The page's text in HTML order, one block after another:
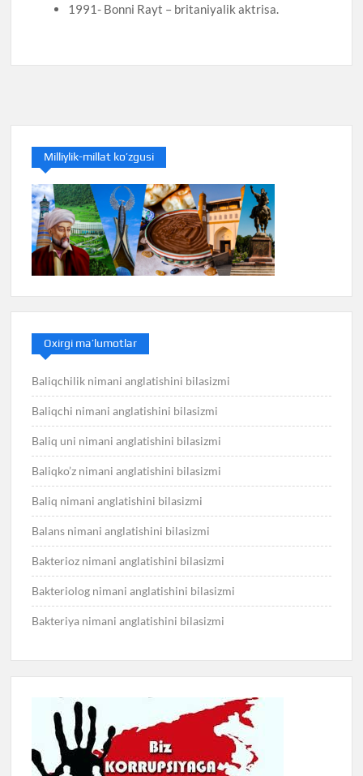
1991- Bonni Rayt – britaniyalik aktrisa.
Milliylik-millat ko’zgusi
Oxirgi ma’lumotlar
Baliqchilik nimani anglatishini bilasizmi
Baliqchi nimani anglatishini bilasizmi
Baliq uni nimani anglatishini bilasizmi
Baliqko’z nimani anglatishini bilasizmi
Baliq nimani anglatishini bilasizmi
Balans nimani anglatishini bilasizmi
Bakterioz nimani anglatishini bilasizmi
Bakteriolog nimani anglatishini bilasizmi
Bakteriya nimani anglatishini bilasizmi